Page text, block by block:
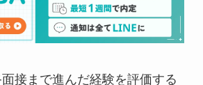
接まで進んだ経験を評価する